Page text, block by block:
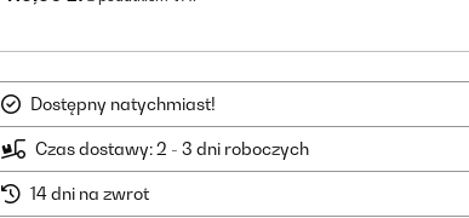
Dostępny natychmiast!
Czas dostawy: 2 - 3 dni roboczych
14 dni na zwrot